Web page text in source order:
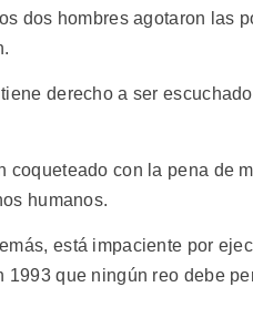
dos hombres agotaron las
derecho a ser
coqueteado con la pena de
humanos.
está impaciente por
que ningún reo debe